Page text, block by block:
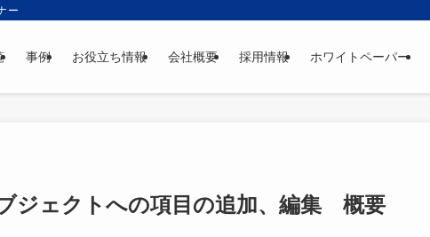
ー
事例 お役立ち情報 会社概要 採用情報 ホワイトペーパー
ジェクトへの項目の追加、編集 概要